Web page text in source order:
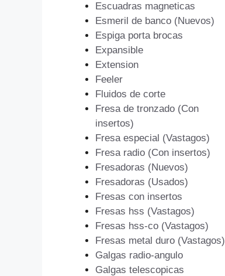
Escuadras magneticas
Esmeril de banco (Nuevos)
Espiga porta brocas
Expansible
Extension
Feeler
Fluidos de corte
Fresa de tronzado (Con
insertos)
Fresa especial (Vastagos)
Fresa radio (Con insertos)
Fresadoras (Nuevos)
Fresadoras (Usados)
Fresas con insertos
Fresas hss (Vastagos)
Fresas hss-co (Vastagos)
Fresas metal duro (Vastagos)
Galgas radio-angulo
Galgas telescopicas